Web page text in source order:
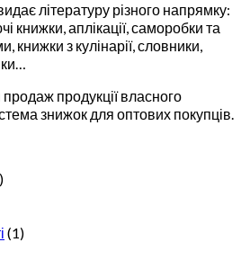
літературу різного напрямку:
книжки, аплікації, саморобки та
книжки з кулінарії, словники,
продукції власного
знижок для оптових покупців.
(1)